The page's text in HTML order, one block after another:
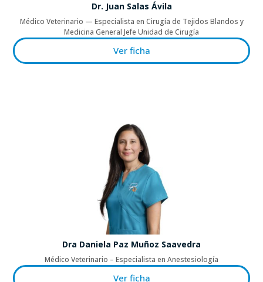
Dr. Juan Salas Ávila
Médico Veterinario — Especialista en Cirugía de Tejidos Blandos y
Medicina General Jefe Unidad de Cirugía
Ver ficha
Dra Daniela Paz Muñoz Saavedra
Médico Veterinario – Especialista en Anestesiología
Ver ficha